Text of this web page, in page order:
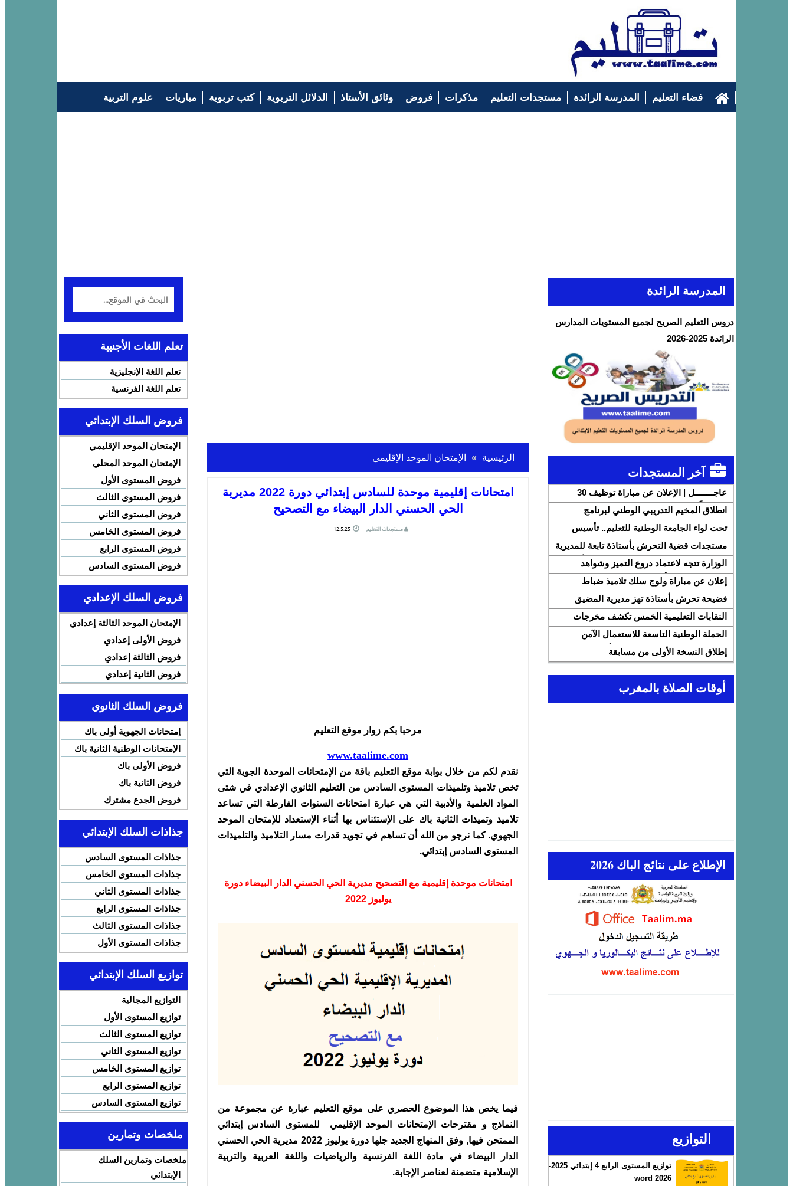
فضاء التعليم المدرسة الرائدة مستجدات التعليم مذكرات فروض وثائق الأستاذ الدلائل التربوية كتب تربوية مباريات
علوم التربية
الرئيسية الإمتحان الموحد الإقليمي
امتحانات إقليمية موحدة للسادس إبتدائي دورة 2022 مديرية
الحي الحسني الدار البيضاء مع التصحيح
مستجدات التعليم 12.5.25
مرحبا بكم زوار موقع التعليم
www.taalime.com
نقدم لكم من خلال بوابة موقع التعليم باقة من الإمتحانات الموحدة الجوية التي
تخص تلاميذ وتلميذات المستوى السادس من التعليم الثانوي الإعدادي في شتى
المواد العلمية والأدبية التي هي عبارة امتحانات السنوات الفارطة التي تساعد
تلاميذ وتميذات الثانية باك على الإستئناس بها أثناء الإستعداد للإمتحان الموحد
الجهوي. كما نرجو من الله أن تساهم في تجويد قدرات مسار التلاميذ والتلميذات
المستوى السادس إبتدائي.
امتحانات موحدة إقليمية مع التصحيح مديرية الحي الحسني الدار البيضاء دورة
يوليوز 2022
فيما يخص هذا الموضوع الحصري على موقع التعليم عبارة عن مجموعة من
النماذج و مقترحات الإمتحانات الموحد الإقليمي للمستوى السادس إبتدائي
الممتحن فيها, وفق المنهاج الجديد جلها دورة يوليوز 2022 مديرية الحي الحسني
الدار البيضاء في مادة اللغة الفرنسية والرياضيات واللغة العربية والتربية
الإسلامية متضمنة لعناصر الإجابة.
المدرسة الرائدة
دروس التعليم الصريح لجميع المستويات المدارس
الرائدة 2025-2026
آخر المستجدات
عاجــــــــل | الإعلان عن مباراة توظيف 30
متصرفاً من الدرجة الثانية بقطاع الشباب
انطلاق المخيم التدريبي الوطني لبرنامج
DigiSchool بشراكة مع شركة هواوي المغرب
تحت لواء الجامعة الوطنية للتعليم.. تأسيس
النقابة الوطنية للمتصرفين والمتصرفات بقطاع
التربية الوطنية SNASE وانتخاب مكتبها
الوطني
مستجدات قضية التحرش بأستاذة تابعة للمديرية
الإقليمية المضيق الفنيدق ولجنة تابعة للأكاديمية
الجهوية للتربية والتكوين بجهة طنجة تطوان
الحسيمة، تحل بذات المديرية الإقليمية
الوزارة تتجه لاعتماد دروع التميز وشواهد
تقديرية لتثمين الأداء التربوي بمؤسسات الريادة
إعلان عن مباراة ولوج سلك تلاميذ ضباط
المدرسة الملكية الجوية لسنة 2026
فضيحة تحرش بأستاذة تهز مديرية المضيق
الفنيدق… تحقيق عاجل ولجنة تفتيش على
الخط
النقابات التعليمية الخمس تكشف مخرجات
اجتماع 12 فبراير مع وزارة التربية والتعليم
وتطالب بتسريع تنزيل الالتزامات
الحملة الوطنية التاسعة للاستعمال الآمن
للإنترنت: تعبئة تربوية لمواجهة الأخبار الزائفة
في عصر الذكاء الاصطناعي
إطلاق النسخة الأولى من مسابقة
“Cap'Lecture Maroc” لتعزيز القراءة
بالفرنسية سنة 2026
أوقات الصلاة بالمغرب
الإطلاع على نتائج الباك 2026
التوازيع
توازيع المستوى الرابع 4 إبتدائي 2025-
2026 word
تعلم اللغات الأجنبية
تعلم اللغة الإنجليزية
تعلم اللغة الفرنسية
فروض السلك الإبتدائي
الإمتحان الموحد الإقليمي
الإمتحان الموحد المحلي
فروض المستوى الأول
فروض المستوى الثالث
فروض المستوى الثاني
فروض المستوى الخامس
فروض المستوى الرابع
فروض المستوى السادس
فروض السلك الإعدادي
الإمتحان الموحد الثالثة إعدادي
فروض الأولى إعدادي
فروض الثالثة إعدادي
فروض الثانية إعدادي
فروض السلك الثانوي
إمتحانات الجهوية أولى باك
الإمتحانات الوطنية الثانية باك
فروض الأولى باك
فروض الثانية باك
فروض الجدع مشترك
جذاذات السلك الإبتدائي
جذاذات المستوى السادس
جذاذات المستوى الخامس
جذاذات المستوى الثاني
جذاذات المستوى الرابع
جذاذات المستوى الثالث
جذاذات المستوى الأول
توازيع السلك الإبتدائي
التوازيع المجالية
توازيع المستوى الأول
توازيع المستوى الثالث
توازيع المستوى الثاني
توازيع المستوى الخامس
توازيع المستوى الرابع
توازيع المستوى السادس
ملخصات وتمارين
ملخصات وتمارين السلك
الإبتدائي